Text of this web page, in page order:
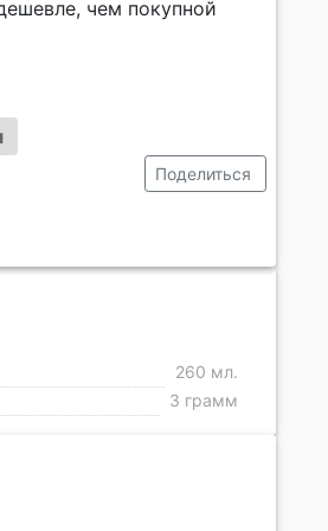
чем покупной
Поделиться
260 мл.
3 грамм